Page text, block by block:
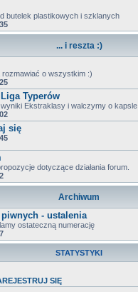
butelek plastikowych i szklanych
... i reszta :)
rozmawiać o wszystkim :)
Typerów
Ekstraklasy i walczymy o kapsle.
się
dotyczące działania forum.
Archiwum
piwnych - ustalenia
ostateczną numerację
STATYSTYKI
SIĘ